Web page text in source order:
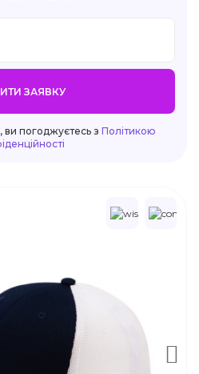
ЗАЯВКУ
погоджуєтесь з Політикою